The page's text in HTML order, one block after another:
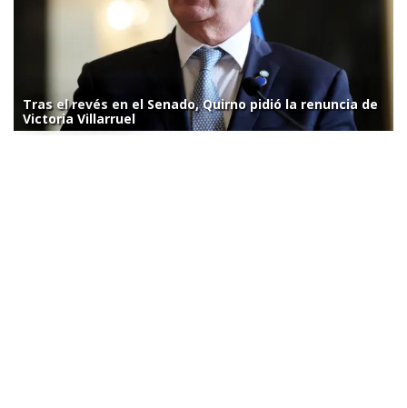
Tras el revés en el Senado, Quirno pidió la renuncia de
Victoria Villarruel